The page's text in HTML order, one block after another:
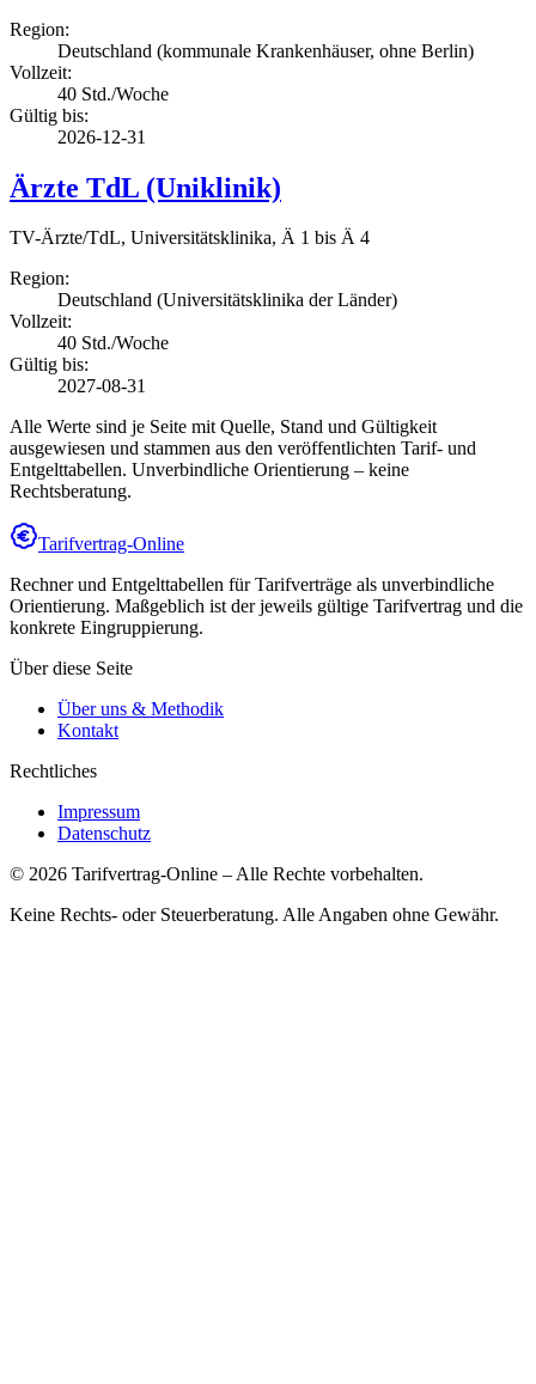
Region:
Deutschland (kommunale Krankenhäuser, ohne Berlin)
Vollzeit:
40 Std./Woche
Gültig bis:
2026-12-31
Ärzte TdL (Uniklinik)
TV-Ärzte/TdL, Universitätsklinika, Ä 1 bis Ä 4
Region:
Deutschland (Universitätsklinika der Länder)
Vollzeit:
40 Std./Woche
Gültig bis:
2027-08-31
Alle Werte sind je Seite mit Quelle, Stand und Gültigkeit
ausgewiesen und stammen aus den veröffentlichten Tarif- und
Entgelttabellen. Unverbindliche Orientierung – keine
Rechtsberatung.
Tarifvertrag-Online
Rechner und Entgelttabellen für Tarifverträge als unverbindliche
Orientierung. Maßgeblich ist der jeweils gültige Tarifvertrag und die
konkrete Eingruppierung.
Über diese Seite
Über uns & Methodik
Kontakt
Rechtliches
Impressum
Datenschutz
© 2026 Tarifvertrag-Online – Alle Rechte vorbehalten.
Keine Rechts- oder Steuerberatung. Alle Angaben ohne Gewähr.